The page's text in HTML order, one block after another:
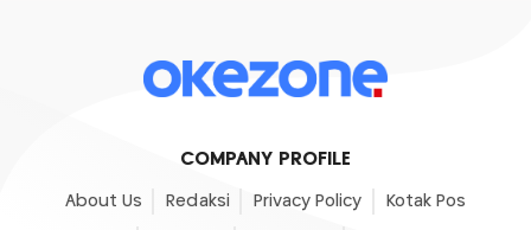
COMPANY PROFILE
About Us Redaksi Privacy Policy Kotak Pos